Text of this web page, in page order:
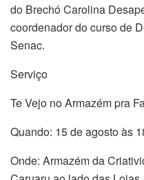
do Brechó Carolina
coordenador do curso de
Senac.
Serviço
Te Vejo no Armazém pra
Quando: 15 de agosto às
Onde: Armazém da